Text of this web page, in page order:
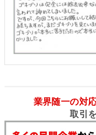
業界随一の対
取引